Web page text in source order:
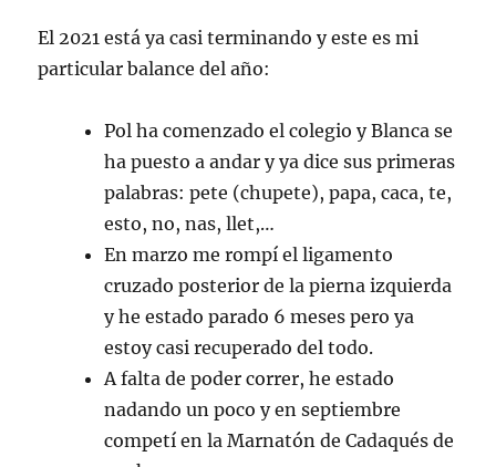
El 2021 está ya casi terminando y este es mi
particular balance del año:
Pol ha comenzado el colegio y Blanca se
ha puesto a andar y ya dice sus primeras
palabras: pete (chupete), papa, caca, te,
esto, no, nas, llet,…
En marzo me rompí el ligamento
cruzado posterior de la pierna izquierda
y he estado parado 6 meses pero ya
estoy casi recuperado del todo.
A falta de poder correr, he estado
nadando un poco y en septiembre
competí en la Marnatón de Cadaqués de